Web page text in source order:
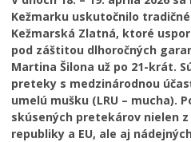
Cirkev
Šport
Kežmarku uskutočnilo
Kežmarská Zlatná, ktoré
pod záštitou dlhoročných
Martina Šilona už po 21-krát.
preteky s medzinárodnou
umelú mušku (LRU – mucha).
skúsených pretekárov nielen z
republiky a EU, ale aj